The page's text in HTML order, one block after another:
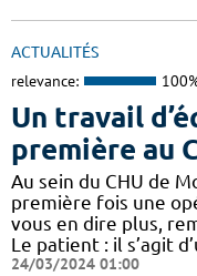
ACTUALITÉS
relevance:
Un travail
première au
Au sein du CHU de
première fois une
vous en dire plus,
Le patient : il s’agit
24/03/2024 01:00